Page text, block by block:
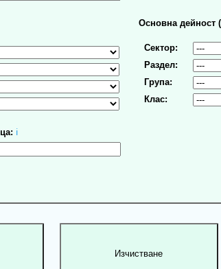
ℹ
Основна дейност
Сектор:
Раздел:
Група:
Клас: